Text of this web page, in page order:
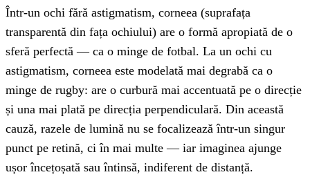
Într-un ochi fără astigmatism, corneea (suprafața
transparentă din fața ochiului) are o formă apropiată de o
sferă perfectă — ca o minge de fotbal. La un ochi cu
astigmatism, corneea este modelată mai degrabă ca o
minge de rugby: are o curbură mai accentuată pe o direcție
și una mai plată pe direcția perpendiculară. Din această
cauză, razele de lumină nu se focalizează într-un singur
punct pe retină, ci în mai multe — iar imaginea ajunge
ușor încețoșată sau întinsă, indiferent de distanță.